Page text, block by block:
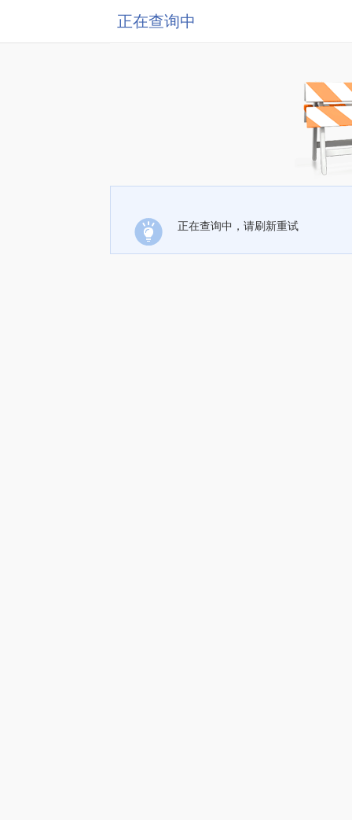
正在查询中
正在查询中，请刷新重试